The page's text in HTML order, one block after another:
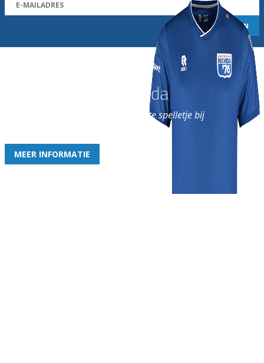
Word nu lid van Rohda
en geniet iedere week van het leukste spelletje bij
MEER INFORMATIE